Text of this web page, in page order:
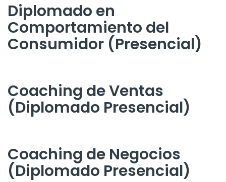
Diplomado en
Comportamiento del
Consumidor (Presencial)
Coaching de Ventas
(Diplomado Presencial)
Coaching de Negocios
(Diplomado Presencial)